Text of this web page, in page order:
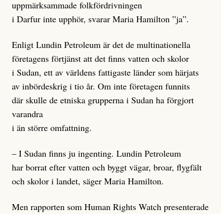
uppmärksammade folkfördrivningen
i Darfur inte upphör, svarar Maria Hamilton ”ja”.
Enligt Lundin Petroleum är det de multinationella
företagens förtjänst att det finns vatten och skolor
i Sudan, ett av världens fattigaste länder som härjats
av inbördeskrig i tio år. Om inte företagen funnits
där skulle de etniska grupperna i Sudan ha förgjort
varandra
i än större omfattning.
– I Sudan finns ju ingenting. Lundin Petroleum
har borrat efter vatten och byggt vägar, broar, flygfält
och skolor i landet, säger Maria Hamilton.
Men rapporten som Human Rights Watch presenterade